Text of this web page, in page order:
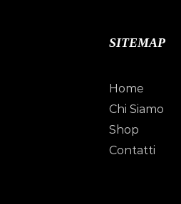
SITEMAP
Home
Chi Siamo
Shop
Contatti